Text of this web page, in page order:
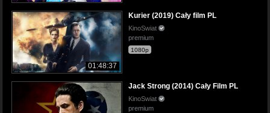
01:48:37
Kurier (2019) Cały film PL
KinoSwiat
premium
1080p
Jack Strong (2014) Cały Film PL
KinoSwiat
premium